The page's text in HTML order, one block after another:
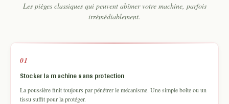
Les pièges classiques qui peuvent abîmer votre machine, parfois
irrémédiablement.
01
Stocker la machine sans protection
La poussière finit toujours par pénétrer le mécanisme. Une simple boîte ou un
tissu suffit pour la protéger.